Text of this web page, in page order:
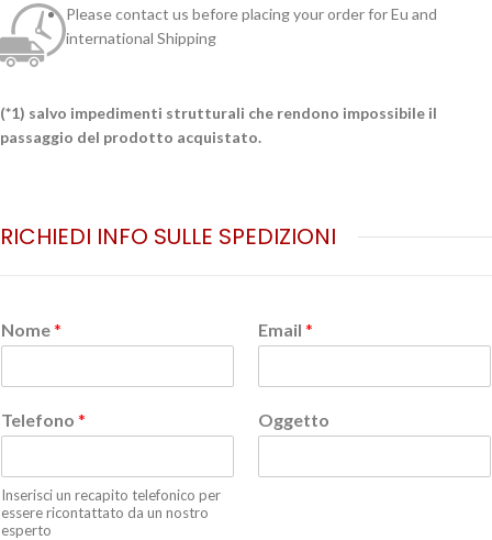
Please contact us before placing your order for Eu and
international Shipping
(*1) salvo impedimenti strutturali che rendono impossibile il
passaggio del prodotto acquistato.
RICHIEDI INFO SULLE SPEDIZIONI
Nome* Email *
Telefono *
Inserisci un recapito telefonico per
essere ricontattato da un nostro
esperto
Oggetto